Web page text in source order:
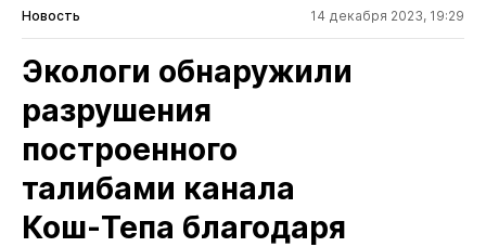
Новость 14 декабря 2023, 19:29
Экологи обнаружили
разрушения
построенного
талибами канала
Кош‑Тепа благодаря